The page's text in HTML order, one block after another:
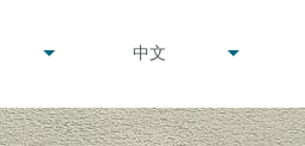
undefined
中文
▾